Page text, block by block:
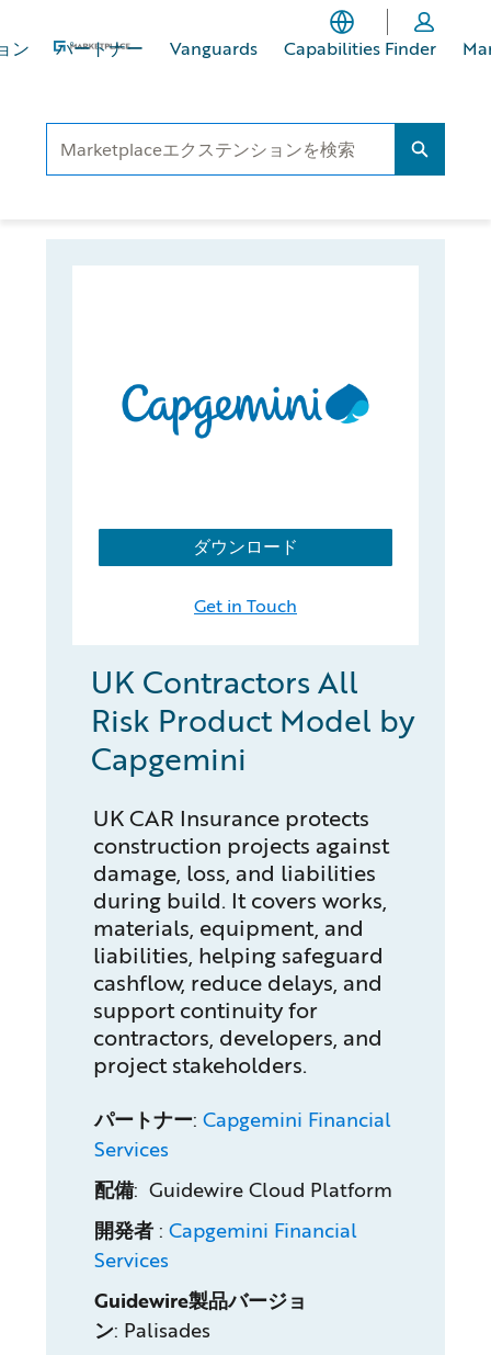
イ
ン
ッ
タ
ン パートナー Vanguards Capabilities Finder
Search...
ダウンロード
Get in Touch
UK Contractors All
Risk Product Model by
Capgemini
UK CAR Insurance protects
construction projects against
damage, loss, and liabilities
during build. It covers works,
materials, equipment, and
liabilities, helping safeguard
cashflow, reduce delays, and
support continuity for
contractors, developers, and
project stakeholders.
パートナー: Capgemini Financial
Services
配備: Guidewire Cloud Platform
開発者 : Capgemini Financial
Services
Guidewire製品バージョ
ン: Palisades